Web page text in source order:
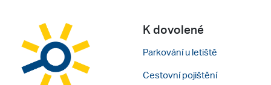
K dovolené
Parkování u letiště
Cestovní pojištění